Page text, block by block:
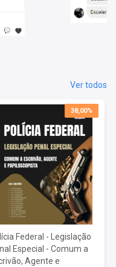
seus estudos.
Ver todos
38,00%
Federal - Legislação
Especial - Comum a
Agente e